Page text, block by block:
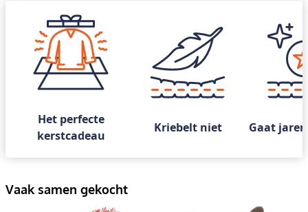
Het perfecte
kerstcadeau
Kriebelt niet Gaat
Vaak samen gekocht